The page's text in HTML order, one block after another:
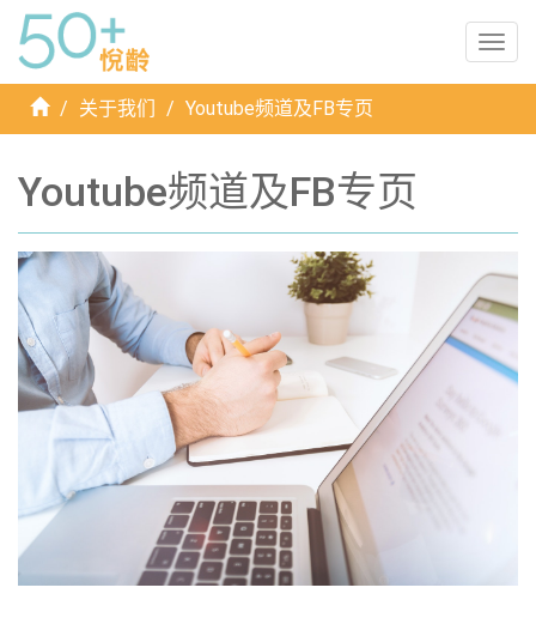
首 关于我们 Youtube频道及FB专页
Youtube频道及FB专页